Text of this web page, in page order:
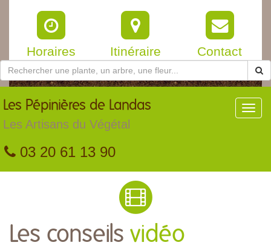
Horaires Itinéraire Contact
Les Pépinières de Landas
Les Artisans du Végétal
03 20 61 13 90
Les conseils vidéo